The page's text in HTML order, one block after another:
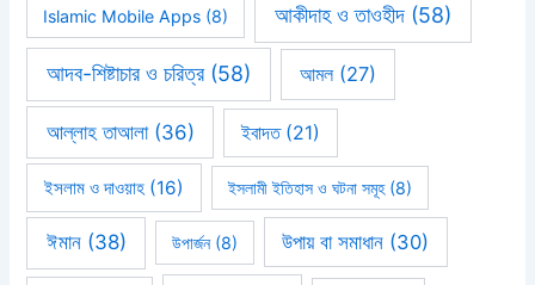
Islamic Mobile Apps (8) আকীদাহ ও তাওহীদ(58)
আদব-শিষ্টাচার ও চরিত্র(58) আমল(27)
আল্লাহ তাআলা(36) ইবাদত(21)
ইসলাম ও দাওয়াহ (16) ইসলামী ইতিহাস ও ঘটনা সমূহ(8)
ঈমান(38) উপার্জন(8) উপায় বা সমাধান (30)